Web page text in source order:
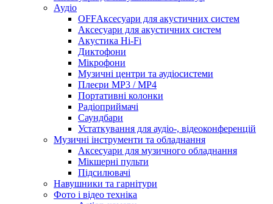
Аудіо
OFFАксесуари для акустичних систем
Аксесуари для акустичних систем
Акустика Hi-Fi
Диктофони
Мікрофони
Музичні центри та аудіосистеми
Плеєри MP3 / MP4
Портативні колонки
Радіоприймачі
Саундбари
Устаткування для аудіо-, відеоконференцій
Музичні інструменти та обладнання
Аксесуари для музичного обладнання
Мікшерні пульти
Підсилювачі
Навушники та гарнітури
Фото і відео техніка